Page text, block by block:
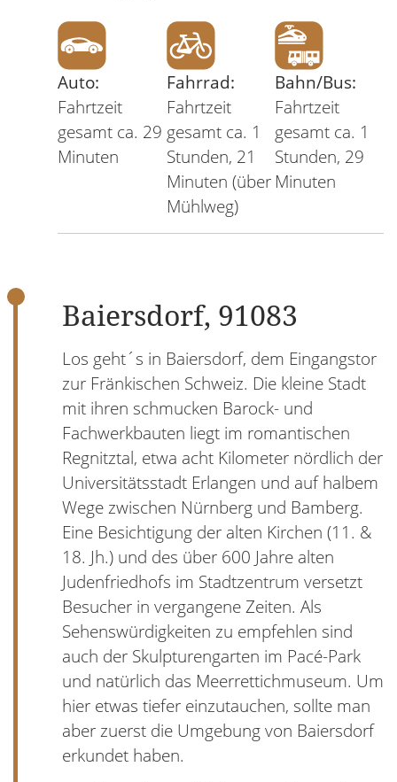
Auto:
Fahrtzeit
gesamt ca. 29
Minuten
Fahrrad:
Fahrtzeit
gesamt ca. 1
Stunden, 21
Minuten (über
Mühlweg)
Bahn/Bus:
Fahrtzeit
gesamt ca. 1
Stunden, 29
Minuten
Baiersdorf, 91083
Los geht´s in Baiersdorf, dem Eingangstor
zur Fränkischen Schweiz. Die kleine Stadt
mit ihren schmucken Barock- und
Fachwerkbauten liegt im romantischen
Regnitztal, etwa acht Kilometer nördlich der
Universitätsstadt Erlangen und auf halbem
Wege zwischen Nürnberg und Bamberg.
Eine Besichtigung der alten Kirchen (11. &
18. Jh.) und des über 600 Jahre alten
Judenfriedhofs im Stadtzentrum versetzt
Besucher in vergangene Zeiten. Als
Sehenswürdigkeiten zu empfehlen sind
auch der Skulpturengarten im Pacé-Park
und natürlich das Meerrettichmuseum. Um
hier etwas tiefer einzutauchen, sollte man
aber zuerst die Umgebung von Baiersdorf
erkundet haben.